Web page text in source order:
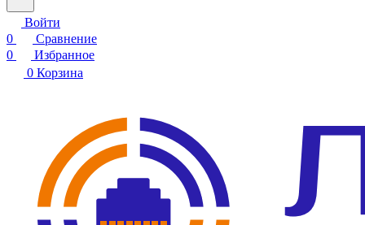
Войти
0
Сравнение
0
Избранное
0 Корзина